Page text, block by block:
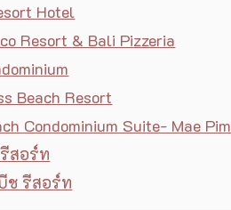
Hotel
Resort & Bali Pizzeria
Beach Resort
Condominium Suite- Mae Pim
สอร์ท
ช รีสอร์ท